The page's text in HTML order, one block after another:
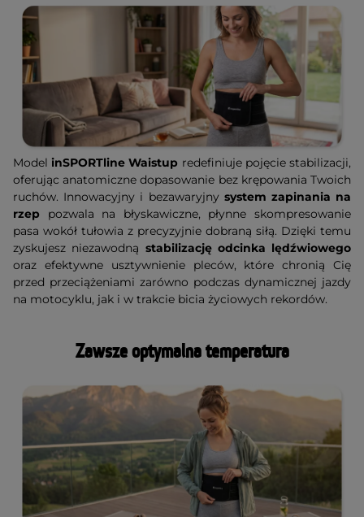
Model inSPORTline Waistup redefiniuje pojęcie stabilizacji,
oferując anatomiczne dopasowanie bez krępowania Twoich
ruchów. Innowacyjny i bezawaryjny system zapinania na
rzep pozwala na błyskawiczne, płynne skompresowanie
pasa wokół tułowia z precyzyjnie dobraną siłą. Dzięki temu
zyskujesz niezawodną stabilizację odcinka lędźwiowego
oraz efektywne usztywnienie pleców, które chronią Cię
przed przeciążeniami zarówno podczas dynamicznej jazdy
na motocyklu, jak i w trakcie bicia życiowych rekordów.
Zawsze optymalna temperatura